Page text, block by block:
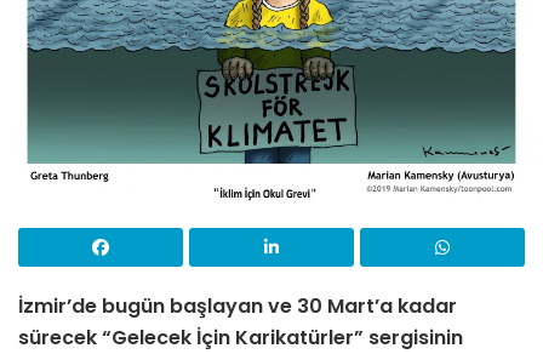
İzmir’de bugün başlayan ve 30 Mart’a kadar
sürecek “Gelecek İçin Karikatürler” sergisinin